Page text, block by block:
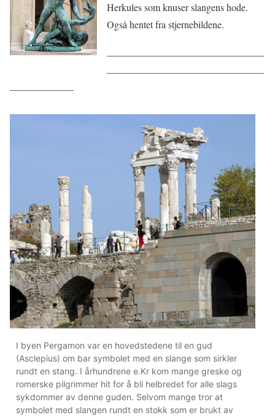
Herkules som knuser slangens hode.
Også hentet fra stjernebildene.
I byen Pergamon var en hovedstedene til en gud
(Asclepius) om bar symbolet med en slange som sirkler
rundt en stang. I århundrene e.Kr kom mange greske og
romerske pilgrimmer hit for å bli helbredet for alle slags
sykdommer av denne guden. Selvom mange tror at
symbolet med slangen rundt en stokk som er brukt av